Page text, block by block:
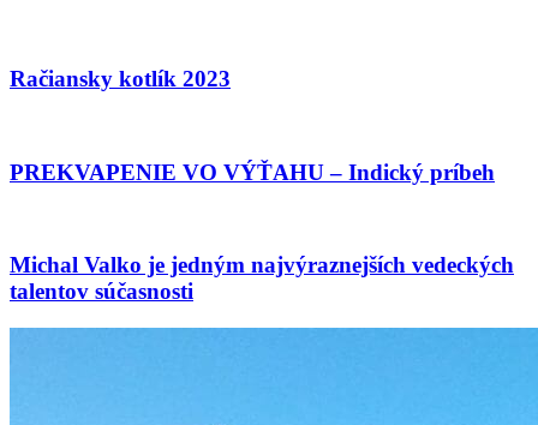
Račiansky kotlík 2023
PREKVAPENIE VO VÝŤAHU – Indický príbeh
Michal Valko je jedným najvýraznejších vedeckých
talentov súčasnosti